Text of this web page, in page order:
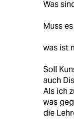
Was
Muss
was ist
Soll
auch
Als ich
was
die